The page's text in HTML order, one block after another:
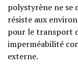
polystyrène ne se
résiste aux
pour le transport
imperméabilité
externe.